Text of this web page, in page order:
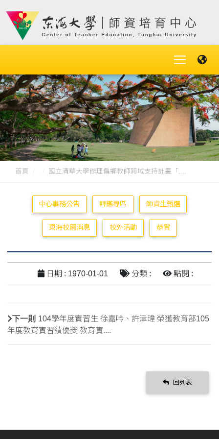
首頁 國立清華大學辦理偏鄉教師跨域支持計畫「....
中心事務公告 評鑑專區 師資生甄選
東海校園消息 校外活動 恭賀
日期 : 1970-01-01 分類 : 點閱 :
下一則 104學年度實習生 徐嘉吟、許津瑋 榮獲教育部105
年度教育實習績優獎 教育實....
回列表